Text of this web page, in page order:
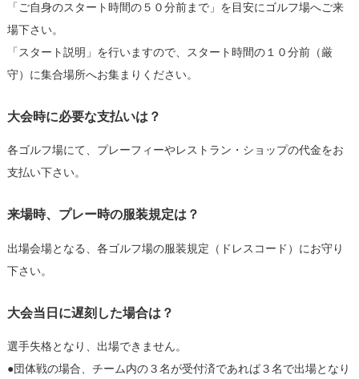
「ご自身のスタート時間の５０分前まで」を目安にゴルフ場へご来
場下さい。
「スタート説明」を行いますので、スタート時間の１０分前（厳
守）に集合場所へお集まりください。
大会時に必要な支払いは？
各ゴルフ場にて、プレーフィーやレストラン・ショップの代金をお
支払い下さい。
来場時、プレー時の服装規定は？
出場会場となる、各ゴルフ場の服装規定（ドレスコード）にお守り
下さい。
大会当日に遅刻した場合は？
選手失格となり、出場できません。
●団体戦の場合、チーム内の３名が受付済であれば３名で出場となり